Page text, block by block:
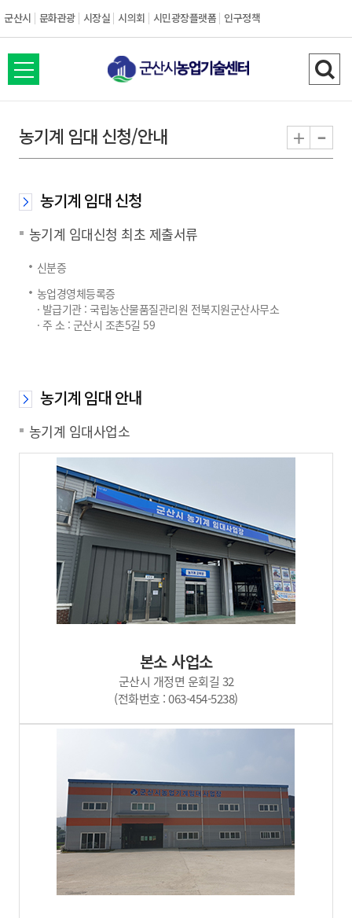
군산시 문화관광 시장실 시의회 시민광장플랫폼 인구정책
전
체
뉴
열
검
색
기
농기계 임대 신청/안내 + -
농기계 임대 신청
농기계 임대신청 최초 제출서류
신분증
농업경영체등록증
· 발급기관 : 국립농산물품질관리원 전북지원군산사무소
· 주 소 : 군산시 조촌5길 59
농기계 임대 안내
농기계 임대사업소
본소 사업소
군산시 개정면 운회길 32
(전화번호 : 063-454-5238)